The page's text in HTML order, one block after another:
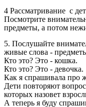
4 Рассматривание с
Посмотрите
предметы, а потом
5. Послушайте
живые слова -
Кто это? Это - кошка.
Кто это? Это - девочка.
Как я спрашивала про
Дети повторяют
которых назовет
А теперь я буду